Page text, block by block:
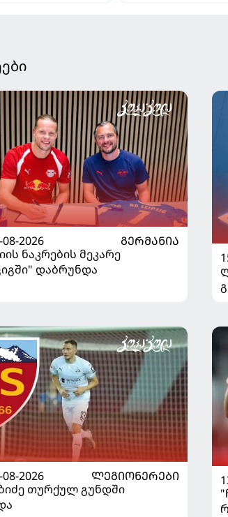
2026
ᲒᲔᲠᲛᲐᲜᲘᲐ
ნაკრების მეკარე
დაბრუნდა
2026
ᲚᲔᲒᲘᲝᲜᲔᲠᲔᲑᲘ
თურქულ გუნდში